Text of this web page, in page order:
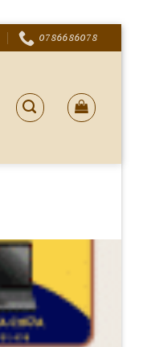
0786686078